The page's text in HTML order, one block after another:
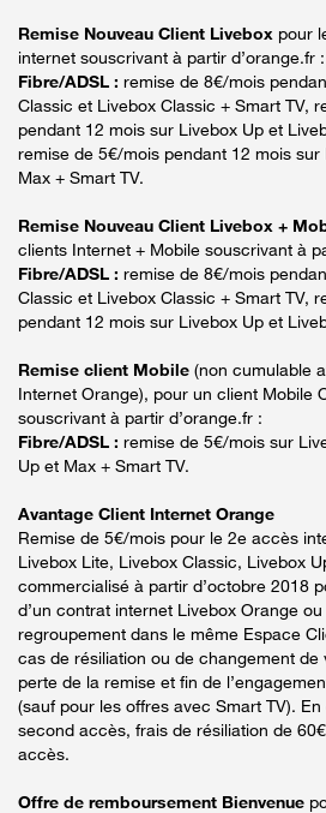
Remise Nouveau Client Livebox pour
internet souscrivant à partir d’orange.fr :
Fibre/ADSL : remise de 8€/mois
Classic et Livebox Classic + Smart TV,
pendant 12 mois sur Livebox Up et
remise de 5€/mois pendant 12 mois
Max + Smart TV.
Remise Nouveau Client Livebox +
clients Internet + Mobile souscrivant à
Fibre/ADSL : remise de 8€/mois
Classic et Livebox Classic + Smart TV,
pendant 12 mois sur Livebox Up et
Remise client Mobile (non cumulable
Internet Orange), pour un client Mobile
souscrivant à partir d’orange.fr :
Fibre/ADSL : remise de 5€/mois sur
Up et Max + Smart TV.
Avantage Client Internet Orange
Remise de 5€/mois pour le 2e accès
Livebox Lite, Livebox Classic, Livebox
commercialisé à partir d’octobre 2018
d’un contrat internet Livebox Orange
regroupement dans le même Espace
cas de résiliation ou de changement de
perte de la remise et fin de
(sauf pour les offres avec Smart TV).
second accès, frais de résiliation de
accès.
Offre de remboursement Bienvenue